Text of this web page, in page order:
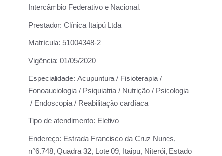
Intercâmbio Federativo e Nacional.
Prestador: Clínica Itaipú Ltda
Matrícula: 51004348-2
Vigência: 01/05/2020
Especialidade: Acupuntura / Fisioterapia /
Fonoaudiologia / Psiquiatria / Nutrição / Psicologia
/ Endoscopia / Reabilitação cardíaca
Tipo de atendimento: Eletivo
Endereço: Estrada Francisco da Cruz Nunes,
n°6.748, Quadra 32, Lote 09, Itaipu, Niterói, Estado